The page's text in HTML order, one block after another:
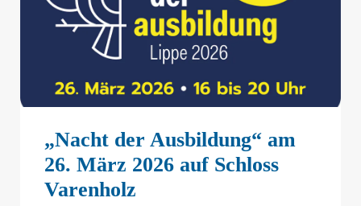
„Nacht der Ausbildung“ am
26. März 2026 auf Schloss
Varenholz